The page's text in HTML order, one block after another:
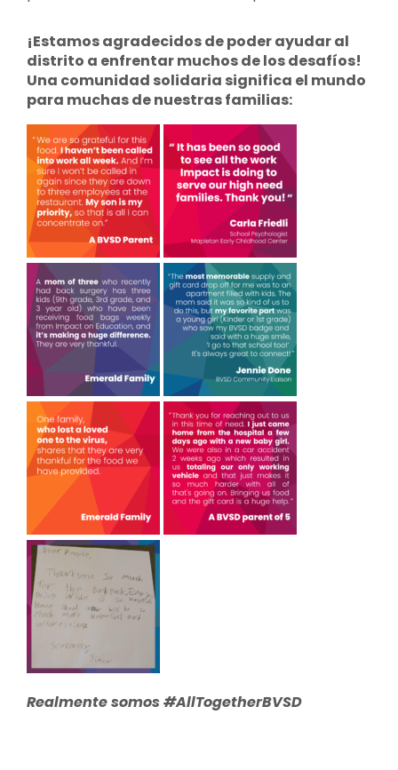
¡Estamos agradecidos de poder ayudar al
distrito a enfrentar muchos de los desafíos!
Una comunidad solidaria significa el mundo
para muchas de nuestras familias:
Realmente somos #AllTogetherBVSD